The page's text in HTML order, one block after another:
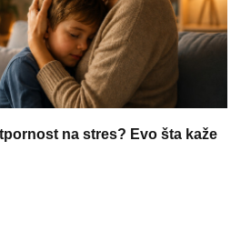
na stres? Evo šta kaže